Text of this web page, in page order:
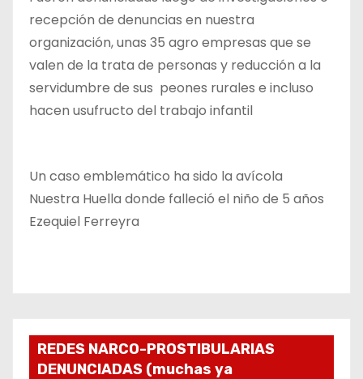
recepción de denuncias en nuestra
organización, unas 35 agro empresas que se
valen de la trata de personas y reducción a la
servidumbre de sus peones rurales e incluso
hacen usufructo del trabajo infantil
Un caso emblemático ha sido la avícola
Nuestra Huella donde falleció el niño de 5 años
Ezequiel Ferreyra
REDES NARCO-PROSTIBULARIAS
DENUNCIADAS (muchas ya